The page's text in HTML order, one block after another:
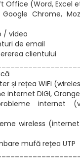
Office (Word, Excel
Chrome,
/ video
de email
clientului
și rețea WiFi
internet DIGI,
internet
wireless
mufă rețea UTP